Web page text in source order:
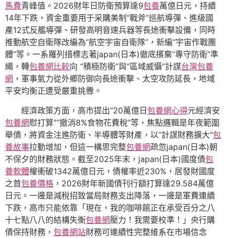
馬費青峰值。2026財年日防衛預算達9包養萬億日元，持續
14年下跌，資金重要用于采購美制“戰斧”巡航導彈、進級國
產12式反艦導彈、研發高明音速兵器等長途衝擊設備，同時
推動航空自衛隊改編為“航空宇宙自衛隊”，新編“宇宙作戰團
體”等。一系羅列措標志著japan(日本)徹底擯棄“專守防衛”準
繩，轉包養網比較向 “積極防衛”與“區域威懾”計謀台灣包養
網 ，軍事氣力從外鄉防御向長途衝擊、太空攻防延長，地域
平安均衡正遭受嚴重挑釁。
經濟政策方面，高市提出“20萬億日包養網心得元經濟安
包養網慰打算”“撤消8%食物花費稅”等，焦點邏輯是年夜範圍
舉債，將資金注進防衛、半導體等財產，以“計謀財務擴大”包
養故事拉動增加，但這一構思完整包養網疏忽japan(日本)朝
不保夕的財務狀態。截至2025年末，japan(日本)國度債包
養軟體權衝破1342萬億日元，債權率近230%，居發財國度
之首包養價格 ，2026財年新國債刊行額打算達29.584萬億
日元。一邊是減稅招致當局財務支出降落，一邊是軍費連續
下跌，高市只能依靠「現在，我的咖啡館正在承受百分之八
十七點八八的結構失衡包養網壓力！我需要校準！」央行購
債保持財務， 包養網站財務可連續性完整維系在市場信念